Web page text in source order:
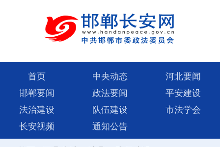
首页 中央动态
河北要闻
邯郸要闻
政法要闻
平安建设
法治建设
队伍建设
市法学会
长安视频
通知公告